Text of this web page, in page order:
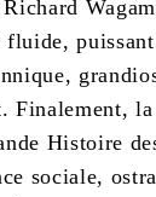
Finalement,
Histoire
sociale,